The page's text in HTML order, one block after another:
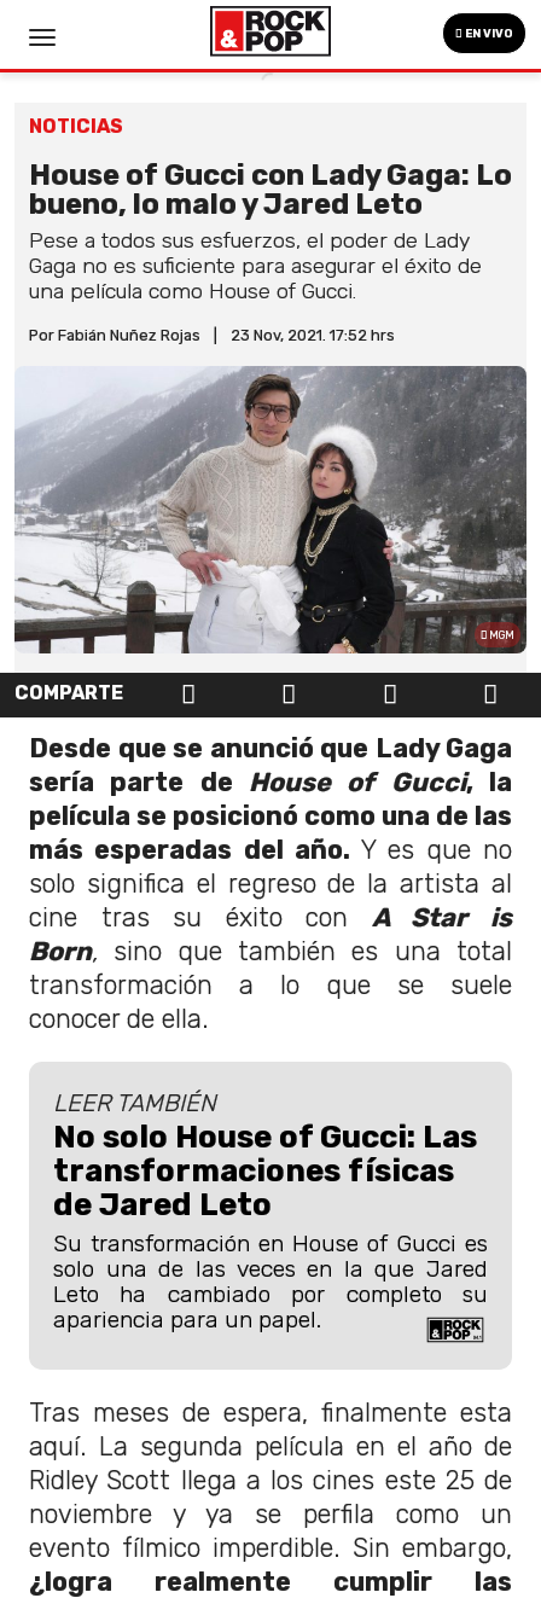
EN VIVO
NOTICIAS
House of Gucci con Lady Gaga: Lo
bueno, lo malo y Jared Leto
Pese a todos sus esfuerzos, el poder de Lady
Gaga no es suficiente para asegurar el éxito de
una película como House of Gucci.
Por Fabián Nuñez Rojas 23 Nov, 2021. 17:52 hrs
MGM
COMPARTE
Desde que se anunció que Lady Gaga
sería parte de House of Gucci, la
película se posicionó como una de las
más esperadas del año.Y es que no
solo significa el regreso de la artista al
cine tras su éxito con A Star is
Born, sino que también es una total
transformación a lo que se suele
conocer de ella.
LEER TAMBIÉN
No solo House of Gucci: Las
transformaciones físicas
de Jared Leto
Su transformación en House of Gucci es
solo una de las veces en la que Jared
Leto ha cambiado por completo su
apariencia para un papel.
Tras meses de espera, finalmente esta
aquí. La segunda película en el año de
Ridley Scott llega a los cines este 25 de
noviembre y ya se perfila como un
evento fílmico imperdible. Sin embargo,
¿logra realmente cumplir las